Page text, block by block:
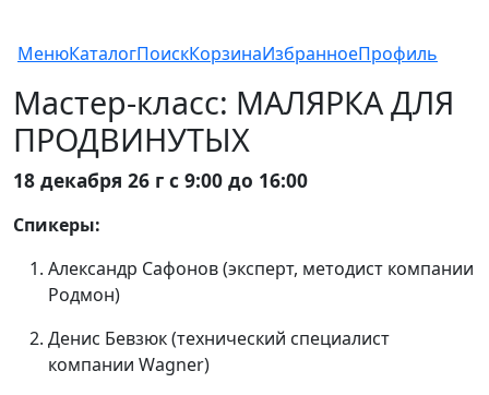
МенюКаталогПоискКорзинаИзбранноеПрофиль
Мастер-класс: МАЛЯРКА ДЛЯ
ПРОДВИНУТЫХ
18 декабря 26 г с 9:00 до 16:00
Спикеры:
Александр Сафонов (эксперт, методист компании
Родмон)
Денис Бевзюк (технический специалист
компании Wagner)